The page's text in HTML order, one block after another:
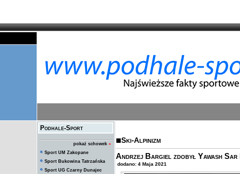
Podhale-Sport
pokaż schowek »
Sport UM Zakopane
Sport Bukowina Tatrzańska
Sport UG Czarny Dunajec
Ski-Alpinizm
Andrzej Bargiel zdobył Yawash Sar II
dodano: 4 Maja 2021